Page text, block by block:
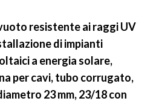
resistente ai raggi UV
di impianti
a energia solare,
per cavi, tubo corrugato,
23 mm, 23/18 con